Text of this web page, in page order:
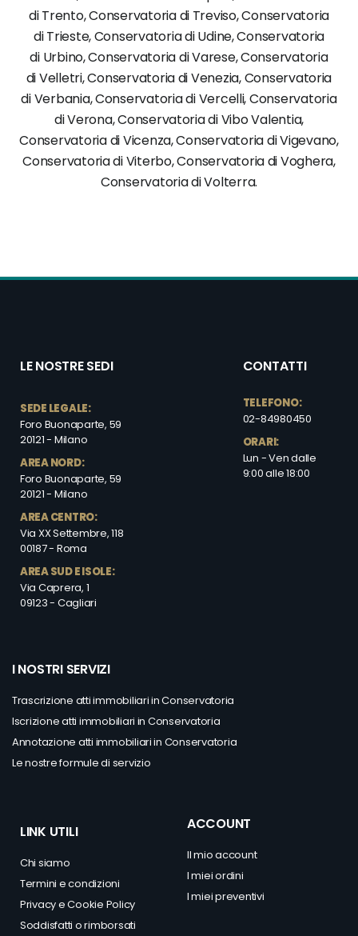
di Trento, Conservatoria di Treviso, Conservatoria
di Trieste, Conservatoria di Udine, Conservatoria
di Urbino, Conservatoria di Varese, Conservatoria
di Velletri, Conservatoria di Venezia, Conservatoria
di Verbania, Conservatoria di Vercelli, Conservatoria
di Verona, Conservatoria di Vibo Valentia,
Conservatoria di Vicenza, Conservatoria di Vigevano,
Conservatoria di Viterbo, Conservatoria di Voghera,
Conservatoria di Volterra.
LE NOSTRE SEDI
SEDE LEGALE:
Foro Buonaparte, 59
20121 - Milano
AREA NORD:
Foro Buonaparte, 59
20121 - Milano
AREA CENTRO:
Via XX Settembre, 118
00187 - Roma
AREA SUD E ISOLE:
Via Caprera, 1
09123 - Cagliari
CONTATTI
TELEFONO:
02-84980450
ORARI:
Lun - Ven dalle
9:00 alle 18:00
I NOSTRI SERVIZI
Trascrizione atti immobiliari in Conservatoria
Iscrizione atti immobiliari in Conservatoria
Annotazione atti immobiliari in Conservatoria
Le nostre formule di servizio
LINK UTILI
Chi siamo
Termini e condizioni
PrivacyeCookie Policy
Soddisfatti o rimborsati
ACCOUNT
Il mio account
I miei ordini
I miei preventivi